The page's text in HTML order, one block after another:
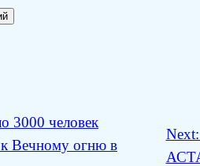
3000 человек
Вечному огню в
Next: